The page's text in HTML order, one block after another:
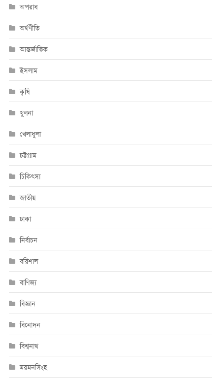
অপরাধ
অর্থণীতি
আন্তর্জাতিক
ইসলাম
কৃষি
খুলনা
খেলাধুলা
চট্টগ্রাম
চিকিৎসা
জাতীয়
ঢাকা
নির্বাচন
বরিশাল
বাণিজ্য
বিজ্ঞান
বিনোদন
বিশ্বনাথ
ময়মনসিংহ